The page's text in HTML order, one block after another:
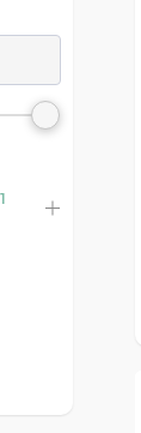
1